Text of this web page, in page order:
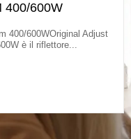
400/600W
400/600WOriginal Adjust
è il riflettore...